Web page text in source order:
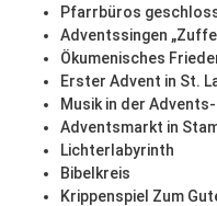
Pfarrbüros
Adventssingen
Ökumenisches
Erster Advent in St.
Musik in der
Adventsmarkt in
Lichterlabyrinth
Bibelkreis
Krippenspiel Zum